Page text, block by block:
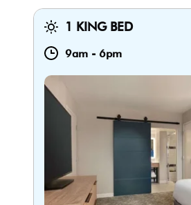
1 KING BED
9am - 6pm